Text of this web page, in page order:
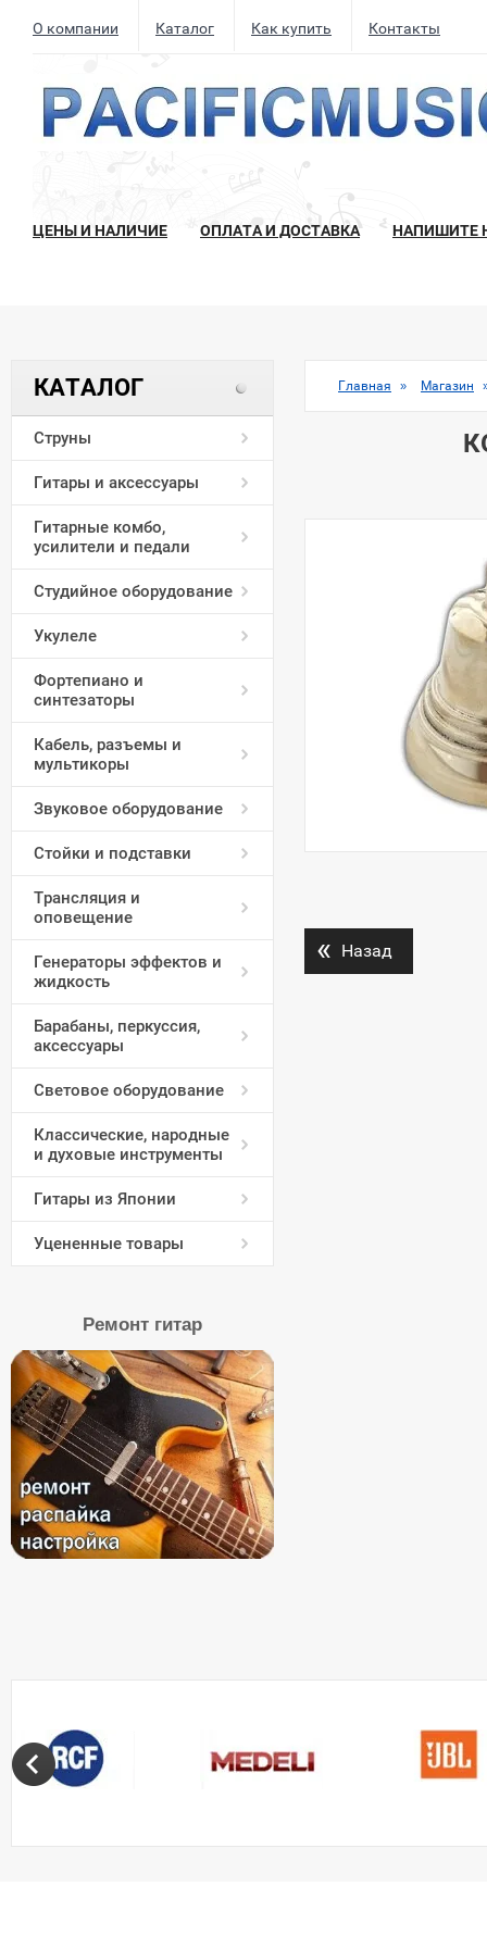
О компании Каталог Как купить Контакты
ЦЕНЫ И НАЛИЧИЕ ОПЛАТА И ДОСТАВКА НАПИШИТЕ
Главная » Магазин
« Назад
КАТАЛОГ
Струны
Гитары и аксессуары
Гитарные комбо,
усилители и педали
Студийное оборудование
Укулеле
Фортепиано и
синтезаторы
Кабель, разъемы и
мультикоры
Звуковое оборудование
Стойки и подставки
Трансляция и
оповещение
Генераторы эффектов и
жидкость
Барабаны, перкуссия,
аксессуары
Световое оборудование
Классические, народные
и духовые инструменты
Гитары из Японии
Уцененные товары
Ремонт гитар